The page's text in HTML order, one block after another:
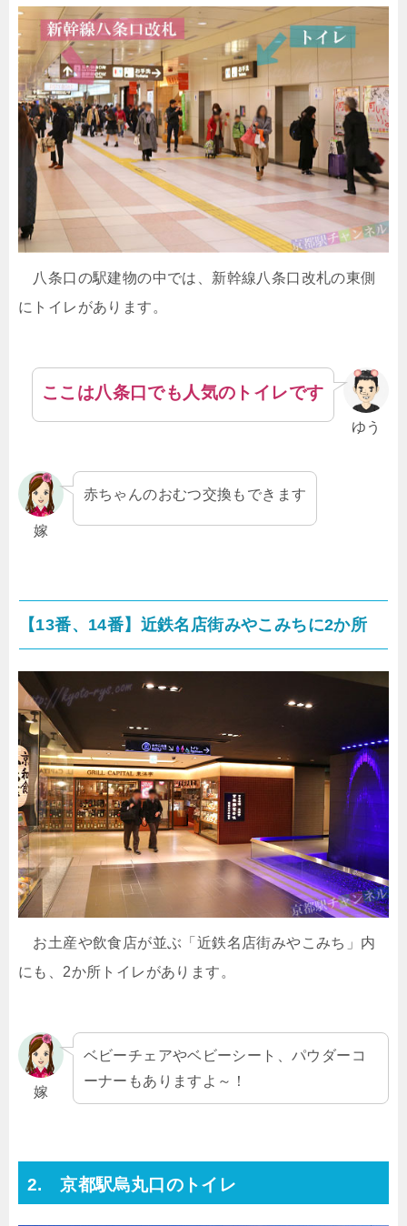
八条口の駅建物の中では、新幹線八条口改札の東側
にトイレがあります。
ゆう
ここは八条口でも人気のトイレです
嫁
赤ちゃんのおむつ交換もできます
【13番、14番】近鉄名店街みやこみちに2か所
お土産や飲食店が並ぶ「近鉄名店街みやこみち」内
にも、2か所トイレがあります。
嫁
ベビーチェアやベビーシート、パウダーコ
ーナーもありますよ～！
2. 京都駅烏丸口のトイレ